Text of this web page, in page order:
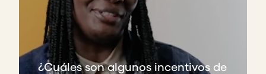
¿Cuáles son algunos incentivos de